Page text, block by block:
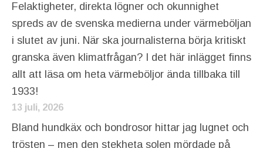
Felaktigheter, direkta lögner och okunnighet
spreds av de svenska medierna under värmeböljan
i slutet av juni. När ska journalisterna börja kritiskt
granska även klimatfrågan? I det här inlägget finns
allt att läsa om heta värmeböljor ända tillbaka till
1933!
13 juli, 2026
Bland hundkäx och bondrosor hittar jag lugnet och
trösten – men den stekheta solen mördade på